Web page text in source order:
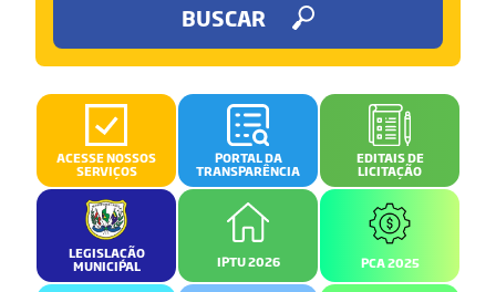
BUSCAR
ACESSE NOSSOS
SERVIÇOS
PORTAL DA
TRANSPARÊNCIA
EDITAIS DE
LICITAÇÃO
LEGISLAÇÃO
MUNICIPAL IPTU 2026 PCA 2025